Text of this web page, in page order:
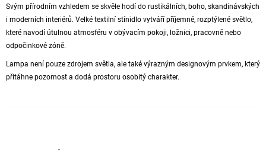
Svým přírodním vzhledem se skvěle hodí do rustikálních, boho, skandinávských
i moderních interiérů. Velké textilní stínidlo vytváří příjemné, rozptýlené světlo,
které navodí útulnou atmosféru v obývacím pokoji, ložnici, pracovně nebo
odpočinkové zóně.
Lampa není pouze zdrojem světla, ale také výrazným designovým prvkem, který
přitáhne pozornost a dodá prostoru osobitý charakter.